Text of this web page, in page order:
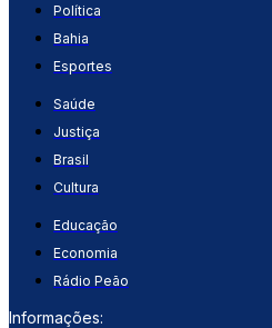
Política
Bahia
Esportes
Saúde
Justiça
Brasil
Cultura
Educação
Economia
Rádio Peão
Informações: